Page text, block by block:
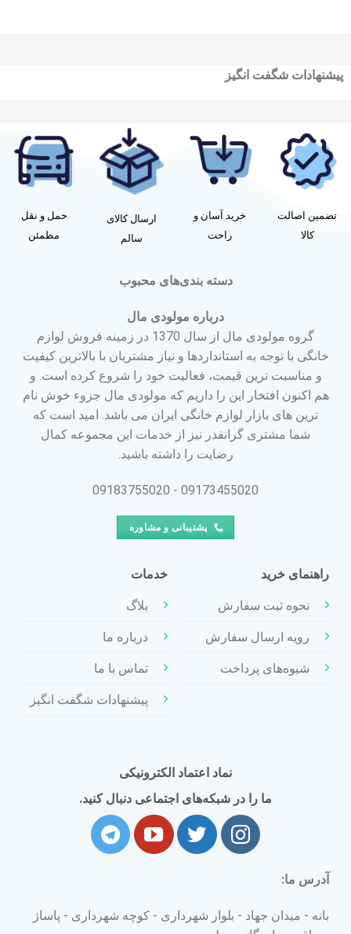
پیشنهادات شگفت انگیز
تضمین اصالت
کالا
خرید آسان و
راحت
ارسال کالای
سالم
حمل و نقل
مطمئن
دسته بندی‌های محبوب
درباره مولودی مال
گروه مولودی مال از سال 1370 در زمینه فروش لوازم
خانگی با توجه به استانداردها و نیاز مشتریان با بالاترین کیفیت
و مناسبت ترین قیمت، فعالیت خود را شروع کرده است. و
هم اکنون افتخار این را داریم که مولودی مال جزوء خوش نام
ترین های بازار لوازم خانگی ایران می باشد. امید است که
شما مشتری گرانقدر نیز از خدمات این مجموعه کمال
رضایت را داشته باشید.
09173455020 - 09183755020
پشتیبانی و مشاوره
راهنمای خرید
نحوه ثبت سفارش
رویه ارسال سفارش
شیوه‌های پرداخت
خدمات
بلاگ
درباره ما
تماس با ما
پیشنهادات شگفت انگیز
نماد اعتماد الکترونیکی
ما را در شبکه‌های اجتماعی دنبال کنید.
آدرس ما:
بانه - میدان جهاد - بلوار شهرداری - کوچه شهرداری - پاساژ